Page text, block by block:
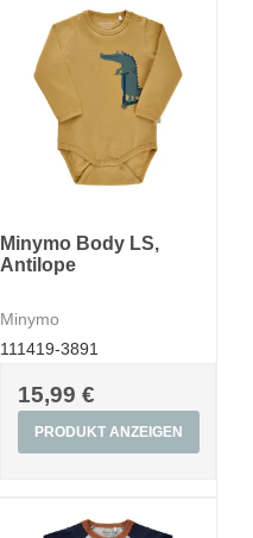
Minymo Body LS,
Antilope
Minymo
111419-3891
15,99 €
PRODUKT ANZEIGEN